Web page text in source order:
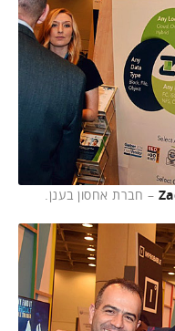
– חברת אחסון בענן.